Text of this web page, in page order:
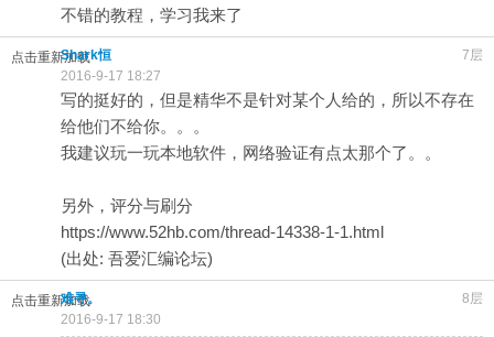
不错的教程，学习我来了
点击重新加载 7层
Shark恒
2016-9-17 18:27
写的挺好的，但是精华不是针对某个人给的，所以不存在
给他们不给你。。。
我建议玩一玩本地软件，网络验证有点太那个了。。
另外，评分与刷分
https://www.52hb.com/thread-14338-1-1.html
(出处: 吾爱汇编论坛)
点击重新加载 8层
难寻。
2016-9-17 18:30